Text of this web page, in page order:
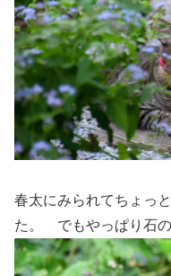
春太にみられてちょっ
た。 でもやっぱり石の